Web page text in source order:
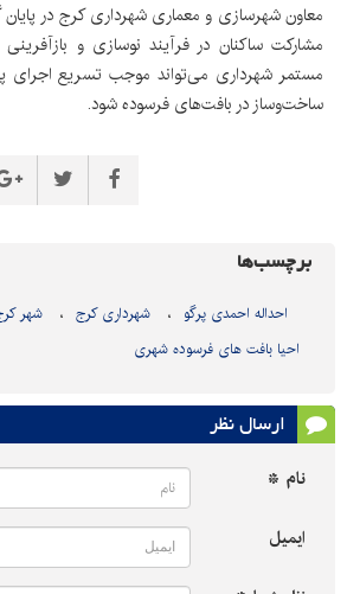
معاون شهرسازی و معماری شهرداری کرج در
مشارکت ساکنان در فرآیند نوسازی و
مستمر شهرداری می‌تواند موجب تسریع اجرای
ساخت‌وساز در بافت‌های فرسوده شود.
برچسب‌ها
احداله احمدی پرگو شهرداری کرج
شهر
احیا بافت های فرسوده شهری
ارسال نظر
نام *
ایمیل